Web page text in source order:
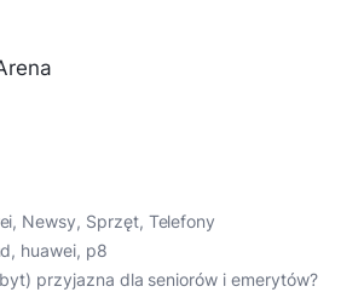
, Newsy, Sprzęt, Telefony
, huawei, p8
przyjazna dla seniorów i emerytów?